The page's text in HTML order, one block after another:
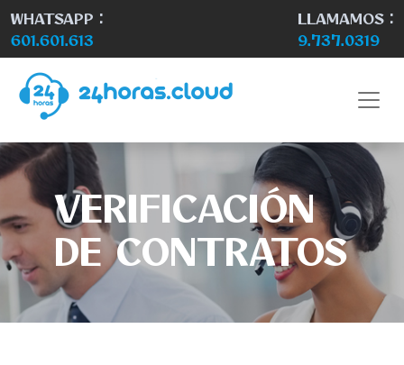
WHATSAPP :
601.601.613
LLAMAMOS :
9.737.0319
VERIFICACIÓN
DE CONTRATOS